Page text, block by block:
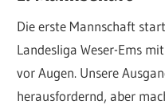
Die erste Mannschaft
Landesliga Weser-Ems
vor Augen. Unsere
herausfordernd, aber